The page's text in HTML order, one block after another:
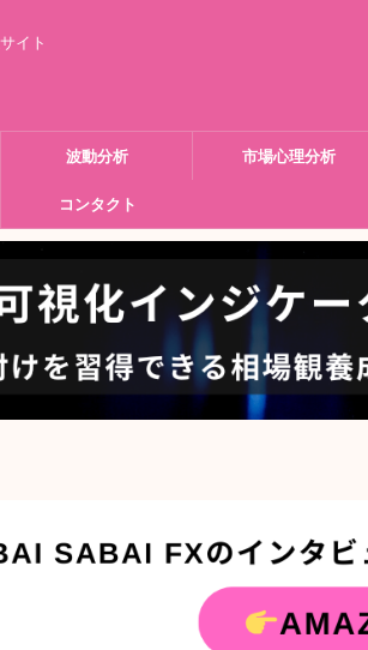
イト
波動分析 市場心理分析
コンタクト